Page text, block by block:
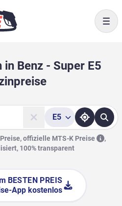
Benz - Super E5
E5
offizielle MTS-K Preise
,
100% transparent
BESTEN PREIS
App kostenlos